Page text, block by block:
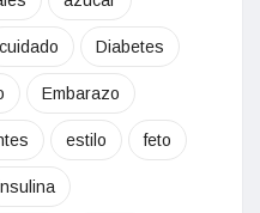
cuidado Diabetes
Embarazo
estilo feto